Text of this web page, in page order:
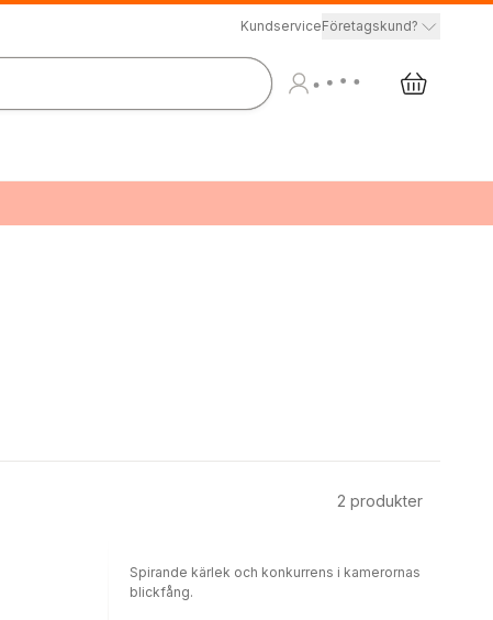
KundserviceFöretagskund?
2 produkter
Spirande kärlek och konkurrens i kamerornas
blickfång.